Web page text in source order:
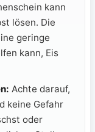
kann
lösen. Die
geringe
kann, Eis
Achte darauf,
keine Gefahr
oder